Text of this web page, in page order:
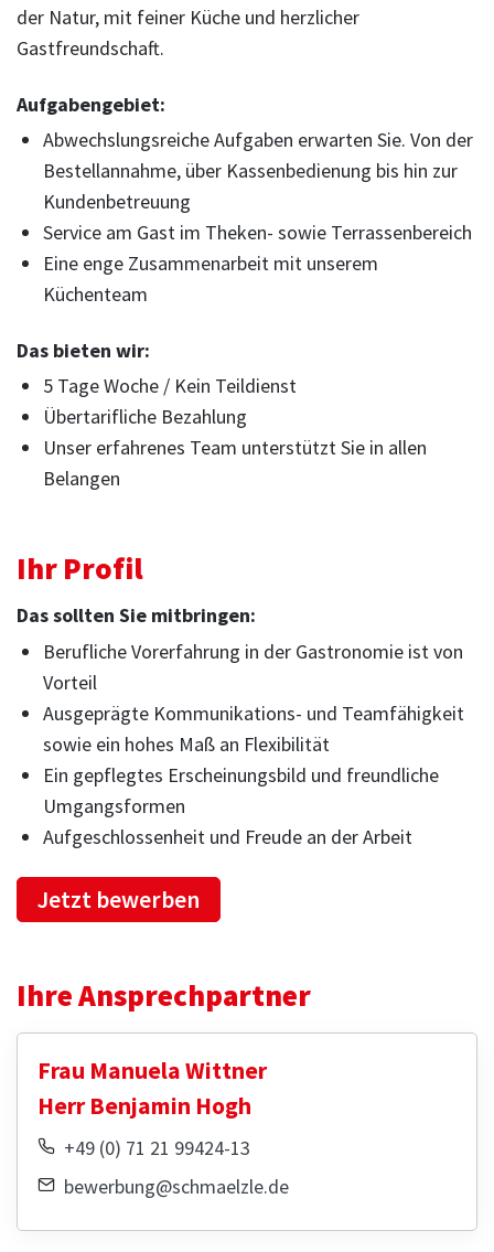
der Natur, mit feiner Küche und herzlicher
Gastfreundschaft.
Aufgabengebiet:
Abwechslungsreiche Aufgaben erwarten Sie. Von der
Bestellannahme, über Kassenbedienung bis hin zur
Kundenbetreuung
Service am Gast im Theken- sowie Terrassenbereich
Eine enge Zusammenarbeit mit unserem
Küchenteam
Das bieten wir:
5 Tage Woche / Kein Teildienst
Übertarifliche Bezahlung
Unser erfahrenes Team unterstützt Sie in allen
Belangen
Ihr Profil
Das sollten Sie mitbringen:
Berufliche Vorerfahrung in der Gastronomie ist von
Vorteil
Ausgeprägte Kommunikations- und Teamfähigkeit
sowie ein hohes Maß an Flexibilität
Ein gepflegtes Erscheinungsbild und freundliche
Umgangsformen
Aufgeschlossenheit und Freude an der Arbeit
Jetzt bewerben
Ihre Ansprechpartner
Frau Manuela Wittner
Herr Benjamin Hogh
+49 (0) 71 21 99424-13
bewerbung@schmaelzle.de